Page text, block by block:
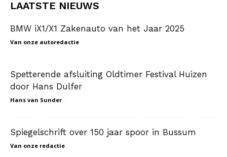
LAATSTE NIEUWS
BMW iX1/X1 Zakenauto van het Jaar 2025
Van onze autoredactie -
Spetterende afsluiting Oldtimer Festival Huizen
door Hans Dulfer
Hans van Sunder -
Spiegelschrift over 150 jaar spoor in Bussum
Van onze redactie -